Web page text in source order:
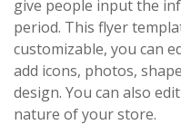
give people input the
period. This flyer
customizable, you can
add icons, photos,
design. You can also
nature of your store.